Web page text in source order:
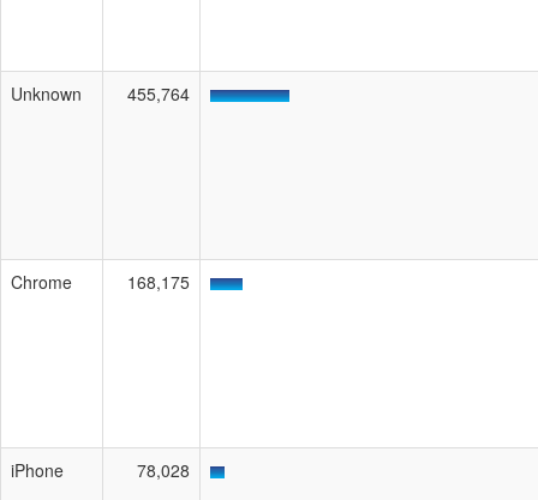
Unknown 455,764
Chrome 168,175
iPhone 78,028